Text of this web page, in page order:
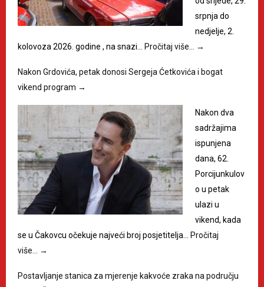
srpnja do
nedjelje, 2.
kolovoza 2026. godine , na snazi… Pročitaj više… →
Nakon Grdovića, petak donosi Sergeja Ćetkovića i bogat
vikend program →
Nakon dva
sadržajima
ispunjena
dana, 62.
Porcijunkulov
o u petak
ulazi u
vikend, kada
se u Čakovcu očekuje najveći broj posjetitelja… Pročitaj
više…
→
Postavljanje stanica za mjerenje kakvoće zraka na području